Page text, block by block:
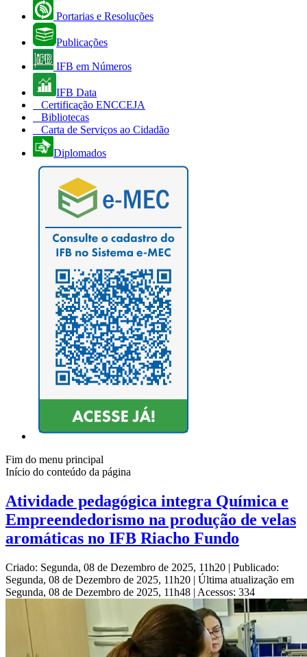
Portarias e Resoluções
Publicações
IFB em Números
IFB Data
Certificação ENCCEJA
Bibliotecas
Carta de Serviços ao Cidadão
Diplomados
Fim do menu principal
Início do conteúdo da página
Atividade pedagógica integra Química e
Empreendedorismo na produção de velas
aromáticas no IFB Riacho Fundo
Criado: Segunda, 08 de Dezembro de 2025, 11h20 | Publicado:
Segunda, 08 de Dezembro de 2025, 11h20 | Última atualização em
Segunda, 08 de Dezembro de 2025, 11h48 | Acessos: 334